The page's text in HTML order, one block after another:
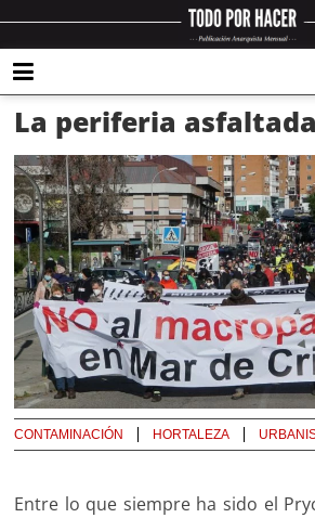
La periferia asfaltada
CONTAMINACIÓN HORTALEZA
Entre lo que siempre ha sido el